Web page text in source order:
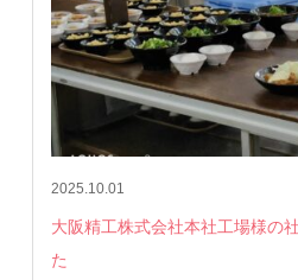
2025.10.01
大阪精工株式会社本社工場様の
た